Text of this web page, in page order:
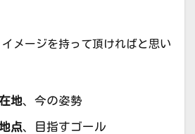
メージを持って頂ければと思い
地、今の姿勢
点、目指すゴール